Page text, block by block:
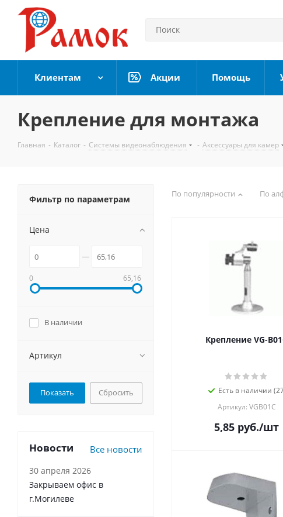
Клиентам Акции Помощь
Крепление для монтажа
Главная - Каталог - Системы видеонаблюдения - Аксессуары для камер
По популярности По
Крепление VG-
Есть в наличии
Артикул: VGB01C
5,85 руб./шт
Фильтр по параметрам
Цена
0 65,16
В наличии
Артикул
Сбросить
Новости Все новости
30 апреля 2026
Закрываем офис в
г.Могилеве